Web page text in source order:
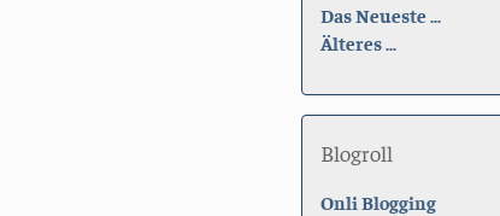
Das Neueste ...
Älteres ...
Blogroll
Onli Blogging